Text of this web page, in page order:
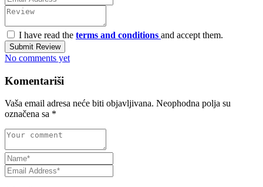
I have read the terms and conditions and accept them.
Submit Review
No comments yet
Komentariši
Vaša email adresa neće biti objavljivana. Neophodna polja su
označena sa *